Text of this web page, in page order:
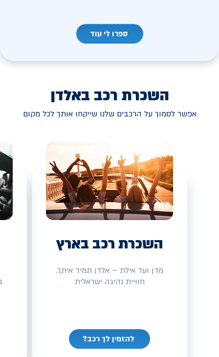
ספרו לי עוד
השכרת רכב באלדן
אפשר לסמוך על הרכבים שלנו שייקחו אותך לכל מקום
השכרת רכב בארץ
מדן ועד אילת – אלדן תמיד איתך.
חוויית נהיגה ישראלית
להזמין לך רכב?